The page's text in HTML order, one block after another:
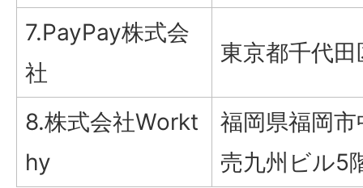
7.PayPay株式会
社
東京都千代田
8.株式会社Workt
hy
福岡県福岡
売九州ビル5